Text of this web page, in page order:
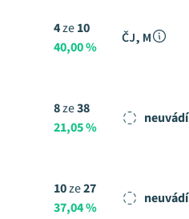
4ze10
40,00 %
ČJ, M
8ze38
21,05 %
neuvádí
10ze27
37,04 %
neuvádí